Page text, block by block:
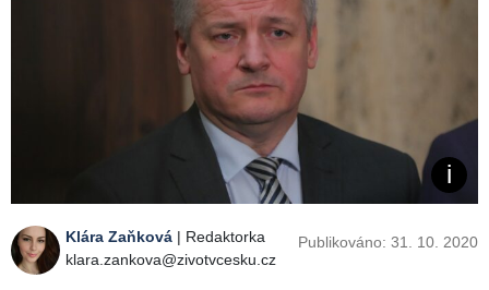
Klára Zaňková | Redaktorka
klara.zankova@zivotvcesku.cz
Publikováno: 31. 10. 2020